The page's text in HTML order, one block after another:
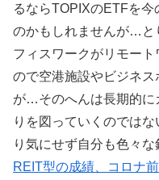
るならTOPIXのETFを
のかもしれませんが…と
フィスワークがリモー
ので空港施設やビジネ
が…そのへんは長期的に
りを図っていくのでは
り気にせず自分も色々
REIT型の成績、コロナ